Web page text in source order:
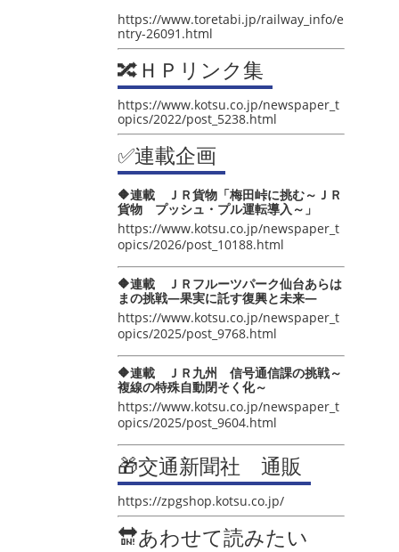
https://www.toretabi.jp/railway_info/e
ntry-26091.html
🔀ＨＰリンク集
https://www.kotsu.co.jp/newspaper_t
opics/2022/post_5238.html
✅連載企画
🔶連載 ＪＲ貨物「梅田峠に挑む～ＪＲ
貨物 プッシュ・プル運転導入～」
https://www.kotsu.co.jp/newspaper_t
opics/2026/post_10188.html
🔶連載 ＪＲフルーツパーク仙台あらは
まの挑戦―果実に託す復興と未来―
https://www.kotsu.co.jp/newspaper_t
opics/2025/post_9768.html
🔶連載 ＪＲ九州 信号通信課の挑戦～
複線の特殊自動閉そく化～
https://www.kotsu.co.jp/newspaper_t
opics/2025/post_9604.html
🎁交通新聞社 通販
https://zpgshop.kotsu.co.jp/
🔛あわせて読みたい